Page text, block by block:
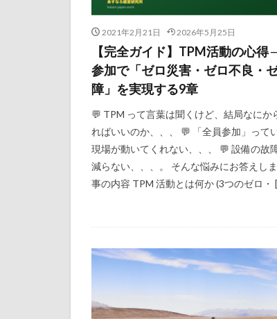
2021年2月21日 2026年5月25日
【完全ガイド】TPM活動の心得
参加で「ゼロ災害・ゼロ不良・
障」を実現する9章
💬 TPM って言葉は聞くけど、結局なにか
ればいいのか、、、 💬 「全員参加」って
現場が動いてくれない、、、 💬 設備の故
減らない、、、。 そんな悩みにお答えし
事の内容 TPM 活動とは何か (3つのゼロ・